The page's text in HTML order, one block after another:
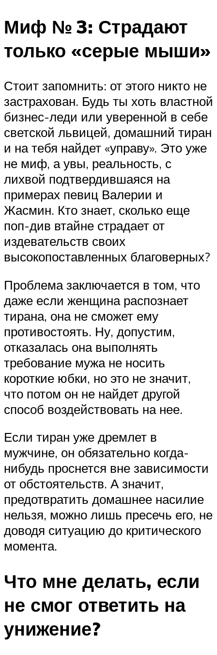
Миф № 3: Страдают
только «серые мыши»
Стоит запомнить: от этого никто не
застрахован. Будь ты хоть властной
бизнес-леди или уверенной в себе
светской львицей, домашний тиран
и на тебя найдет «управу». Это уже
не миф, а увы, реальность, с
лихвой подтвердившаяся на
примерах певиц Валерии и
Жасмин. Кто знает, сколько еще
поп-див втайне страдает от
издевательств своих
высокопоставленных благоверных?
Проблема заключается в том, что
даже если женщина распознает
тирана, она не сможет ему
противостоять. Ну, допустим,
отказалась она выполнять
требование мужа не носить
короткие юбки, но это не значит,
что потом он не найдет другой
способ воздействовать на нее.
Если тиран уже дремлет в
мужчине, он обязательно когда-
нибудь проснется вне зависимости
от обстоятельств. А значит,
предотвратить домашнее насилие
нельзя, можно лишь пресечь его, не
доводя ситуацию до критического
момента.
Что мне делать, если
не смог ответить на
унижение?